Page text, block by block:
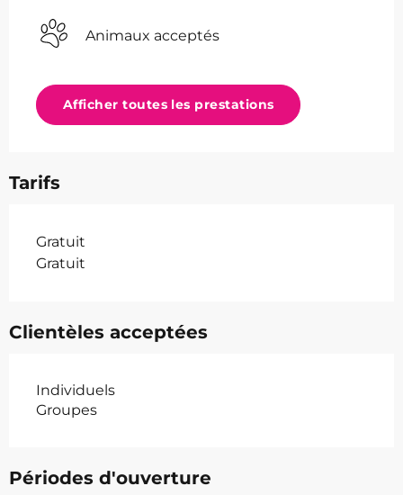
Animaux acceptés
Afficher toutes les prestations
Tarifs
Gratuit
Gratuit
Clientèles acceptées
Individuels
Groupes
Périodes d'ouverture